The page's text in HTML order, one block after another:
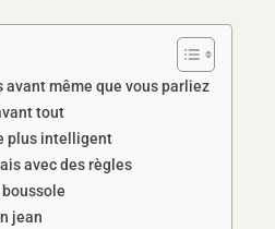
avant même que vous parliez
tout
plus intelligent
avec des règles
jean